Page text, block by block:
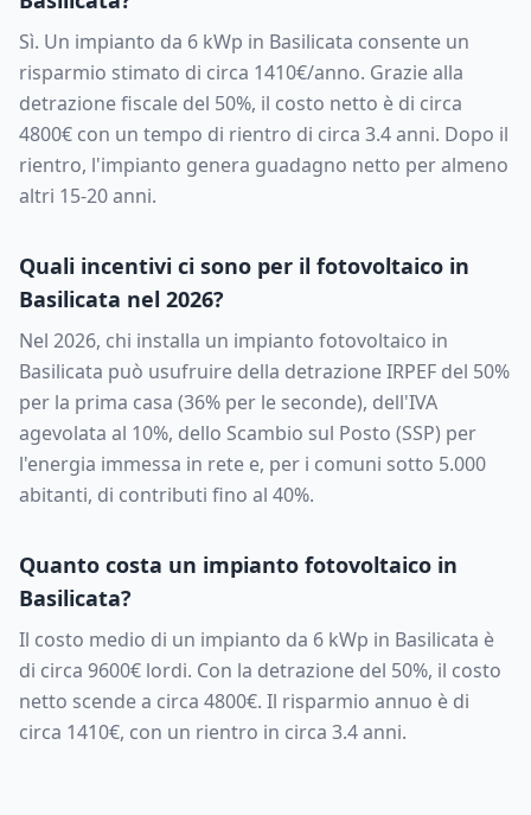
Sì. Un impianto da 6 kWp in Basilicata consente un
risparmio stimato di circa 1410€/anno. Grazie alla
detrazione fiscale del 50%, il costo netto è di circa
4800€ con un tempo di rientro di circa 3.4anni. Dopo il
rientro, l'impianto genera guadagno netto per almeno
altri 15-20 anni.
Quali incentivi ci sono per il fotovoltaico in
Basilicata nel 2026?
Nel 2026, chi installa un impianto fotovoltaico in
Basilicata può usufruire della detrazione IRPEF del 50%
per la prima casa (36% per le seconde), dell'IVA
agevolata al 10%, dello Scambio sul Posto (SSP) per
l'energia immessa in rete e, per i comuni sotto 5.000
abitanti, di contributi fino al 40%.
Quanto costa un impianto fotovoltaico in
Basilicata?
Il costo medio di un impianto da 6 kWp in Basilicata è
di circa 9600€ lordi. Con la detrazione del 50%, il costo
netto scende a circa 4800€. Il risparmio annuo è di
circa 1410€, con un rientro in circa 3.4anni.